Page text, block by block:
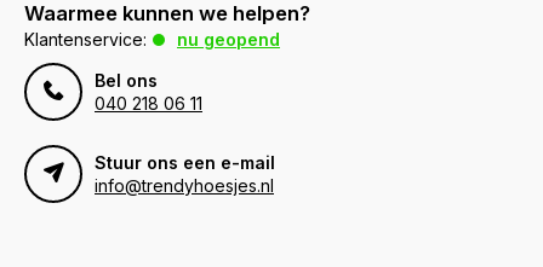
Waarmee kunnen we helpen?
Klantenservice:
nu geopend
Bel ons
040 218 06 11
Stuur ons een e-mail
info@trendyhoesjes.nl